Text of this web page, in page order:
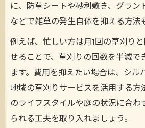
に、防草シートや砂利敷き、グラン
などで雑草の発生自体を抑える方法
例えば、忙しい方は月1回の草刈り
せることで、草刈りの回数を半減で
ます。費用を抑えたい場合は、シル
地域の草刈りサービスを活用する方
のライフスタイルや庭の状況に合わ
られる工夫を取り入れましょう。